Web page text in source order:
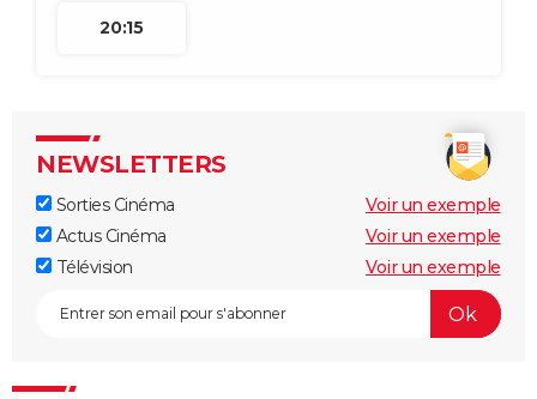
20:15
NEWSLETTERS
Sorties Cinéma
Voir un exemple
Actus Cinéma
Voir un exemple
Télévision
Voir un exemple